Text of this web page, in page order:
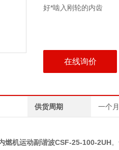
好*啮入刚轮的内齿
在线询价
供货周期 一个
燃机运动副谐波CSF-25-100-2UH